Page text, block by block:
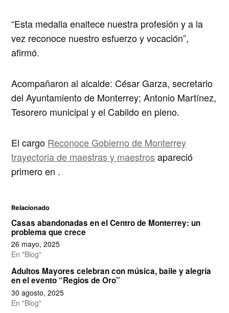
“Esta medalla enaltece nuestra profesión y a la
vez reconoce nuestro esfuerzo y vocación”,
afirmó.
Acompañaron al alcalde: César Garza, secretario
del Ayuntamiento de Monterrey; Antonio Martínez,
Tesorero municipal y el Cabildo en pleno.
El cargo Reconoce Gobierno de Monterrey
trayectoria de maestras y maestrosapareció
primero en .
Relacionado
Casas abandonadas en el Centro de Monterrey: un
problema que crece
26 mayo, 2025
En "Blog"
Adultos Mayores celebran con música, baile y alegría
en el evento “Regios de Oro”
30 agosto, 2025
En "Blog"